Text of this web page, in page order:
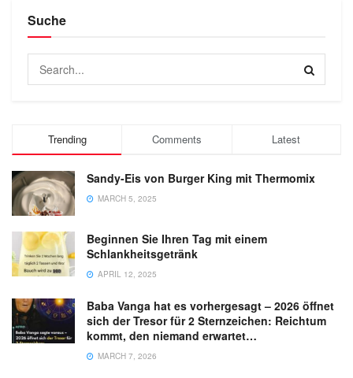
Suche
Trending Comments Latest
Sandy-Eis von Burger King mit Thermomix
MARCH 5, 2025
Beginnen Sie Ihren Tag mit einem
Schlankheitsgetränk
APRIL 12, 2025
Baba Vanga hat es vorhergesagt – 2026 öffnet
sich der Tresor für 2 Sternzeichen: Reichtum
kommt, den niemand erwartet…
MARCH 7, 2026